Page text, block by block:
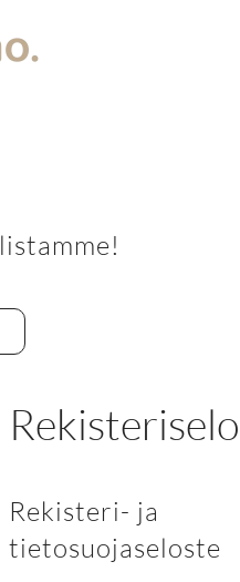
Rekisteri- ja
tietosuojaseloste